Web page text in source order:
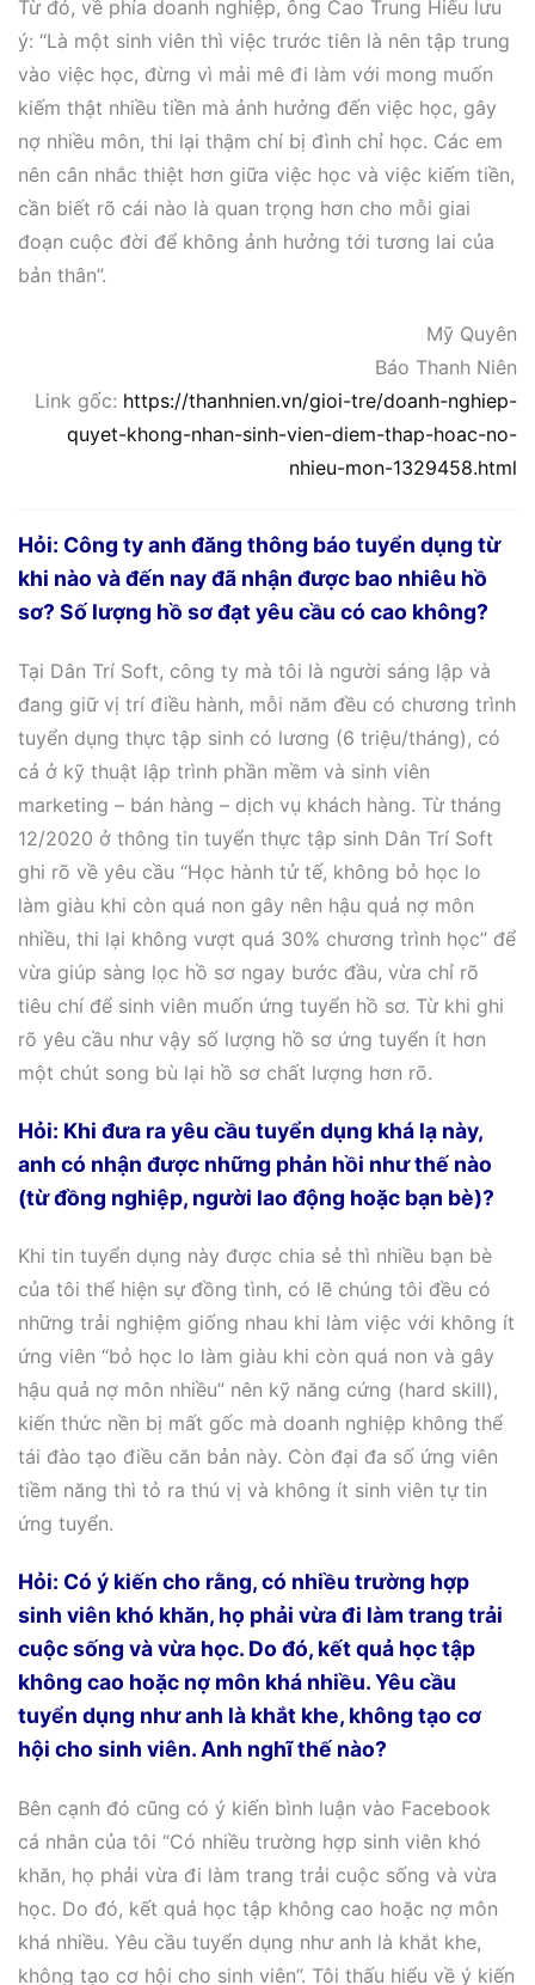
Từ đó, về phía doanh nghiệp, ông Cao Trung Hiếu lưu
ý: “Là một sinh viên thì việc trước tiên là nên tập trung
vào việc học, đừng vì mải mê đi làm với mong muốn
kiếm thật nhiều tiền mà ảnh hưởng đến việc học, gây
nợ nhiều môn, thi lại thậm chí bị đình chỉ học. Các em
nên cân nhắc thiệt hơn giữa việc học và việc kiếm tiền,
cần biết rõ cái nào là quan trọng hơn cho mỗi giai
đoạn cuộc đời để không ảnh hưởng tới tương lai của
bản thân”.
Mỹ Quyên
Báo Thanh Niên
Link gốc: https://thanhnien.vn/gioi-tre/doanh-nghiep-
quyet-khong-nhan-sinh-vien-diem-thap-hoac-no-
nhieu-mon-1329458.html
Hỏi: Công ty anh đăng thông báo tuyển dụng từ
khi nào và đến nay đã nhận được bao nhiêu hồ
sơ? Số lượng hồ sơ đạt yêu cầu có cao không?
Tại Dân Trí Soft, công ty mà tôi là người sáng lập và
đang giữ vị trí điều hành, mỗi năm đều có chương trình
tuyển dụng thực tập sinh có lương (6 triệu/tháng), có
cả ở kỹ thuật lập trình phần mềm và sinh viên
marketing – bán hàng – dịch vụ khách hàng. Từ tháng
12/2020 ở thông tin tuyển thực tập sinh Dân Trí Soft
ghi rõ về yêu cầu “Học hành tử tế, không bỏ học lo
làm giàu khi còn quá non gây nên hậu quả nợ môn
nhiều, thi lại không vượt quá 30% chương trình học” để
vừa giúp sàng lọc hồ sơ ngay bước đầu, vừa chỉ rõ
tiêu chí để sinh viên muốn ứng tuyển hồ sơ. Từ khi ghi
rõ yêu cầu như vậy số lượng hồ sơ ứng tuyển ít hơn
một chút song bù lại hồ sơ chất lượng hơn rõ.
Hỏi: Khi đưa ra yêu cầu tuyển dụng khá lạ này,
anh có nhận được những phản hồi như thế nào
(từ đồng nghiệp, người lao động hoặc bạn bè)?
Khi tin tuyển dụng này được chia sẻ thì nhiều bạn bè
của tôi thể hiện sự đồng tình, có lẽ chúng tôi đều có
những trải nghiệm giống nhau khi làm việc với không ít
ứng viên “bỏ học lo làm giàu khi còn quá non và gây
hậu quả nợ môn nhiều” nên kỹ năng cứng (hard skill),
kiến thức nền bị mất gốc mà doanh nghiệp không thể
tái đào tạo điều căn bản này. Còn đại đa số ứng viên
tiềm năng thì tỏ ra thú vị và không ít sinh viên tự tin
ứng tuyển.
Hỏi: Có ý kiến cho rằng, có nhiều trường hợp
sinh viên khó khăn, họ phải vừa đi làm trang trải
cuộc sống và vừa học. Do đó, kết quả học tập
không cao hoặc nợ môn khá nhiều. Yêu cầu
tuyển dụng như anh là khắt khe, không tạo cơ
hội cho sinh viên. Anh nghĩ thế nào?
Bên cạnh đó cũng có ý kiến bình luận vào Facebook
cá nhân của tôi “Có nhiều trường hợp sinh viên khó
khăn, họ phải vừa đi làm trang trải cuộc sống và vừa
học. Do đó, kết quả học tập không cao hoặc nợ môn
khá nhiều. Yêu cầu tuyển dụng như anh là khắt khe,
không tạo cơ hội cho sinh viên”. Tôi thấu hiểu về ý kiến